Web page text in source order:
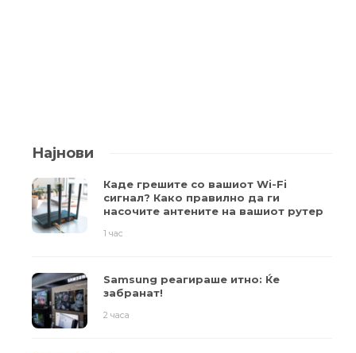
Најнови
Каде грешите со вашиот Wi-Fi
сигнал? Како правилно да ги
насочите антените на вашиот рутер
1 час
Samsung реагираше итно: Ќе
забранат!
2 часа